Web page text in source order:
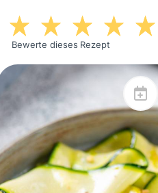
Bewerte dieses Rezept